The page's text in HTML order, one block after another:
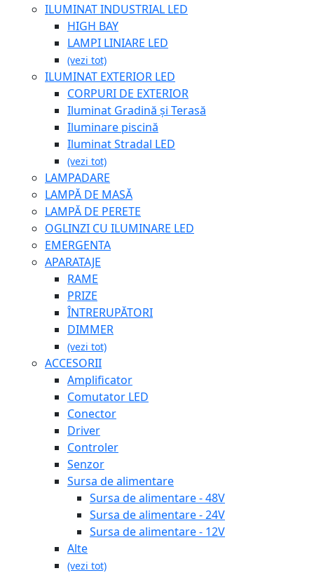
ILUMINAT INDUSTRIAL LED
HIGH BAY
LAMPI LINIARE LED
(vezi tot)
ILUMINAT EXTERIOR LED
CORPURI DE EXTERIOR
Iluminat Gradină și Terasă
Iluminare piscină
Iluminat Stradal LED
(vezi tot)
LAMPADARE
LAMPĂ DE MASĂ
LAMPĂ DE PERETE
OGLINZI CU ILUMINARE LED
EMERGENTA
APARATAJE
RAME
PRIZE
ÎNTRERUPĂTORI
DIMMER
(vezi tot)
ACCESORII
Amplificator
Comutator LED
Conector
Driver
Controler
Senzor
Sursa de alimentare
Sursa de alimentare - 48V
Sursa de alimentare - 24V
Sursa de alimentare - 12V
Alte
(vezi tot)